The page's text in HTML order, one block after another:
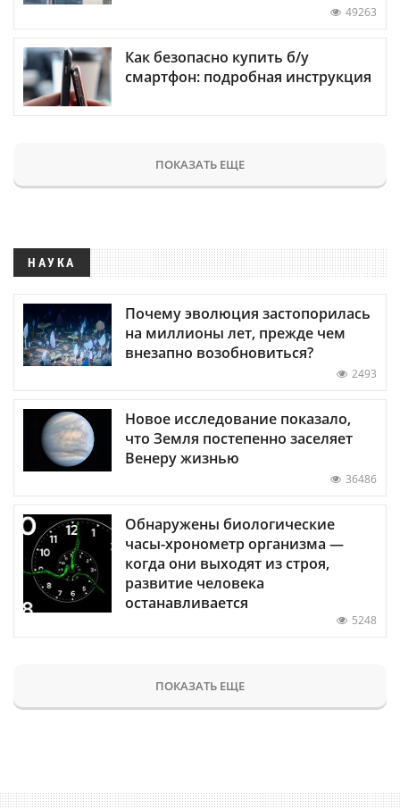
49263
Как безопасно купить б/у
смартфон: подробная инструкция
ПОКАЗАТЬ ЕЩЕ
НАУКА
Почему эволюция застопорилась
на миллионы лет, прежде чем
внезапно возобновиться?
2493
Новое исследование показало,
что Земля постепенно заселяет
Венеру жизнью
36486
Обнаружены биологические
часы-хронометр организма —
когда они выходят из строя,
развитие человека
останавливается
5248
ПОКАЗАТЬ ЕЩЕ